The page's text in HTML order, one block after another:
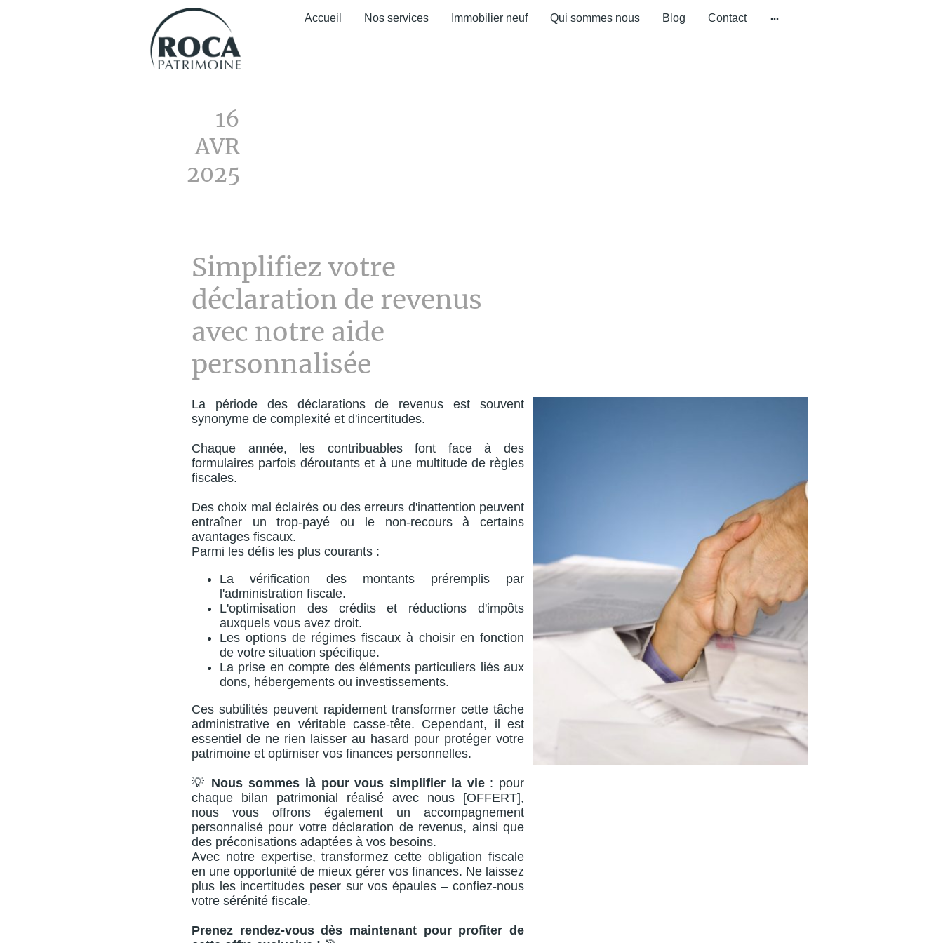
Accueil Nos services Immobilier neuf Qui sommes nous Blog Contact
16
AVR
2025
Simplifiez votre
déclaration de revenus
avec notre aide
personnalisée
La période des déclarations de revenus est souvent
synonyme de complexité et d'incertitudes.
Chaque année, les contribuables font face à des
formulaires parfois déroutants et à une multitude de règles
fiscales.
Des choix mal éclairés ou des erreurs d'inattention peuvent
entraîner un trop-payé ou le non-recours à certains
avantages fiscaux.
Parmi les défis les plus courants :
La vérification des montants préremplis par
l'administration fiscale.
L'optimisation des crédits et réductions d'impôts
auxquels vous avez droit.
Les options de régimes fiscaux à choisir en fonction
de votre situation spécifique.
La prise en compte des éléments particuliers liés aux
dons, hébergements ou investissements.
Ces subtilités peuvent rapidement transformer cette tâche
administrative en véritable casse-tête. Cependant, il est
essentiel de ne rien laisser au hasard pour protéger votre
patrimoine et optimiser vos finances personnelles.
💡 Nous sommes là pour vous simplifier la vie: pour
chaque bilan patrimonial réalisé avec nous [OFFERT],
nous vous offrons également un accompagnement
personnalisé pour votre déclaration de revenus, ainsi que
des préconisations adaptées à vos besoins.
Avec notre expertise, transformez cette obligation fiscale
en une opportunité de mieux gérer vos finances. Ne laissez
plus les incertitudes peser sur vos épaules – confiez-nous
votre sérénité fiscale.
Prenez rendez-vous dès maintenant pour profiter de